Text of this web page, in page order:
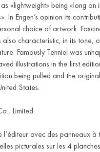
«lightweight» being «long on
In Engen’s opinion its
choice of artwork.
characteristic, in its tone,
Famously Tenniel was
illustrations in the first
being pulled and the
States.
Limited
avec des panneaux à
picturales sur les 4